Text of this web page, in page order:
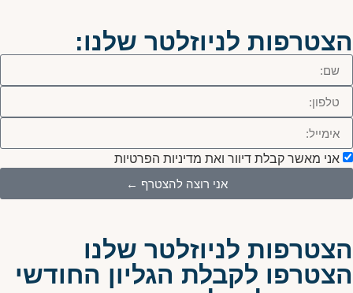
הצטרפות לניוזלטר שלנו:
אני מאשר קבלת דיוור ואת מדיניות הפרטיות
אני רוצה להצטרף ←
הצטרפות לניוזלטר שלנו
הצטרפו לקבלת הגליון החודשי